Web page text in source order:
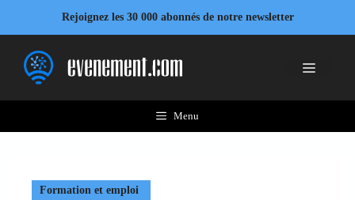
contenu
Rejoignez les 30 000 abonnés de notre newsletter
Menu
Menu
Formation et emploi